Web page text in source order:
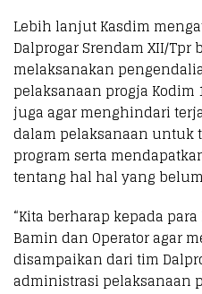
Lebih lanjut Kasdim
Dalprogar Srendam XII/
melaksanakan
pelaksanaan progja
juga agar menghindari
dalam pelaksanaan untuk
program serta
tentang hal hal yang
“Kita berharap kepada
Bamin dan Operator agar
disampaikan dari tim
administrasi pelaksanaan